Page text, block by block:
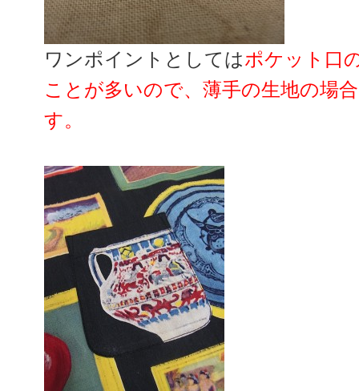
ワンポイントとしてはポケット口
ことが多いので、薄手の生地の場
す。